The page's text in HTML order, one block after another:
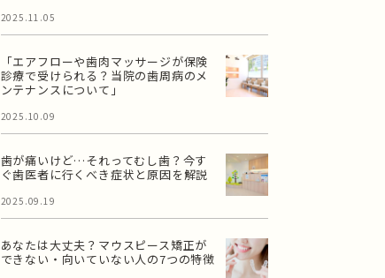
2025.11.05
「エアフローや歯肉マッサージが保険
診療で受けられる？当院の歯周病のメ
ンテナンスについて」
2025.10.09
歯が痛いけど…それってむし歯？今す
ぐ歯医者に行くべき症状と原因を解説
2025.09.19
あなたは大丈夫？マウスピース矯正が
できない・向いていない人の7つの特徴